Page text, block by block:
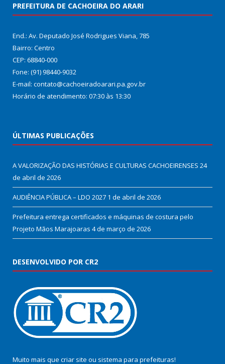
PREFEITURA DE CACHOEIRA DO ARARI
End.: Av. Deputado José Rodrigues Viana, 785
Bairro: Centro
CEP: 68840-000
Fone: (91) 98440-9032
E-mail: contato@cachoeiradoarari.pa.gov.br
Horário de atendimento: 07:30 às 13:30
ÚLTIMAS PUBLICAÇÕES
A VALORIZAÇÃO DAS HISTÓRIAS E CULTURAS CACHOEIRENSES 24
de abril de 2026
AUDIÊNCIA PÚBLICA – LDO 2027 1 de abril de 2026
Prefeitura entrega certificados e máquinas de costura pelo
Projeto Mãos Marajoaras 4 de março de 2026
DESENVOLVIDO POR CR2
Muito mais que criar site ou sistema para prefeituras!